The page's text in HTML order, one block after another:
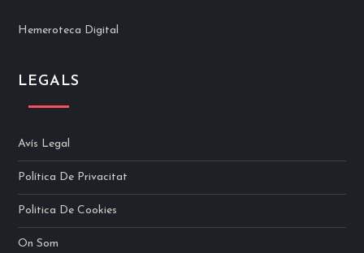
Hemeroteca Digital
LEGALS
Avís Legal
Política De Privacitat
Politica De Cookies
On Som